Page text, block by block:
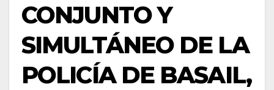
CONJUNTO Y
SIMULTÁNEO DE LA
POLICÍA DE BASAIL,